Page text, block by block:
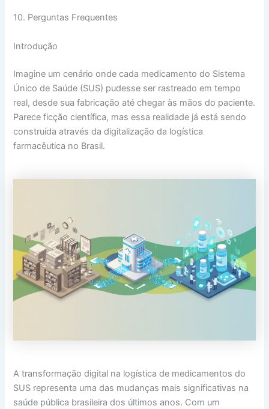
10. Perguntas Frequentes
Introdução
Imagine um cenário onde cada medicamento do Sistema
Único de Saúde (SUS) pudesse ser rastreado em tempo
real, desde sua fabricação até chegar às mãos do paciente.
Parece ficção científica, mas essa realidade já está sendo
construída através da digitalização da logística
farmacêutica no Brasil.
A transformação digital na logística de medicamentos do
SUS representa uma das mudanças mais significativas na
saúde pública brasileira dos últimos anos. Com um